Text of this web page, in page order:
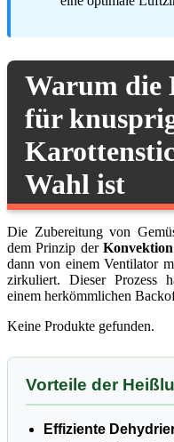
Warum die
für
Wahl ist
Die Zubereitung von
dem Prinzip der Konvektion
dann von einem Ventilator
zirkuliert. Dieser Prozess
einem herkömmlichen
Keine Produkte gefunden.
Vorteile der
Effiziente